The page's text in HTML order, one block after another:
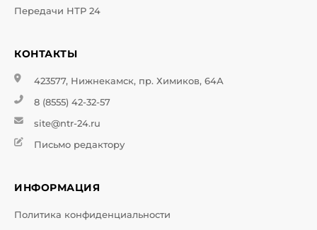
Передачи НТР 24
КОНТАКТЫ
423577, Нижнекамск, пр. Химиков, 64А
8 (8555) 42-32-57
site@ntr-24.ru
Письмо редактору
ИНФОРМАЦИЯ
Политика конфиденциальности